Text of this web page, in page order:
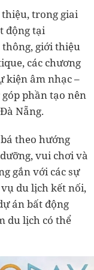
trong giai
động tại
giới thiệu
các chương
kiện âm nhạc –
phần tạo nên
Nẵng.
theo hướng
vui chơi và
gắn với các sự
du lịch kết nối,
án bất động
du lịch có thể